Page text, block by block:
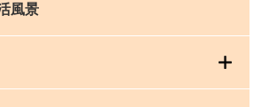
風景